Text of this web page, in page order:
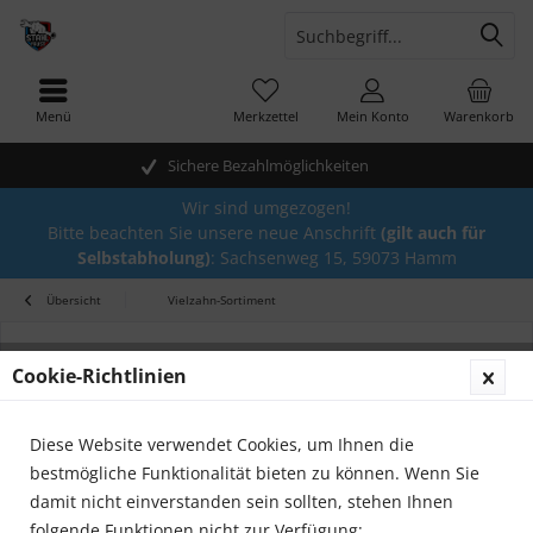
Sichere Bezahlmöglichkeiten
Warenkorb
Merkzettel Mein Konto
Menü
Wir sind umgezogen!
Bitte beachten Sie unsere neue Anschrift (gilt auch für
Selbstabholung): Sachsenweg 15, 59073 Hamm
Übersicht Vielzahn-Sortiment
Cookie-Richtlinien
Diese Website verwendet Cookies, um Ihnen die
bestmögliche Funktionalität bieten zu können. Wenn Sie
damit nicht einverstanden sein sollten, stehen Ihnen